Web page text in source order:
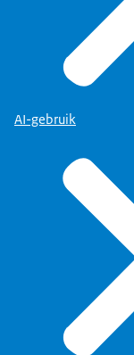
AI-gebruik